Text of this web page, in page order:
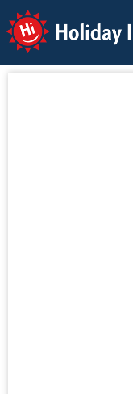
Holiday Info